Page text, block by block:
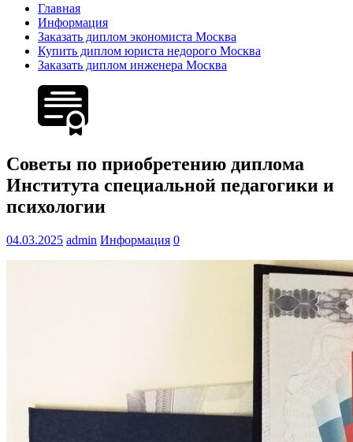
Главная
Информация
Заказать диплом экономиста Москва
Купить диплом юриста недорого Москва
Заказать диплом инженера Москва
Советы по приобретению диплома
Института специальной педагогики и
психологии
04.03.2025 admin Информация 0